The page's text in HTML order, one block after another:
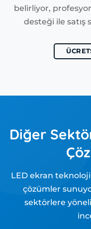
belirliyor,
desteği ile satış
Diğer
LED ekran
çözümler
sektörlere